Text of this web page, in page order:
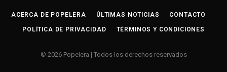
ACERCA DE POPELERA ÚLTIMAS NOTICIAS CONTACTO
POLÍTICA DE PRIVACIDAD TÉRMINOS Y CONDICIONES
© 2026 Popelera | Todos los derechos reservados